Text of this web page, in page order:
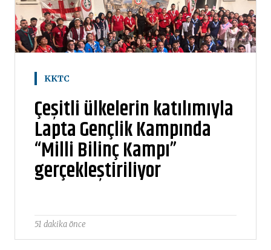
KKTC
Çeşitli ülkelerin katılımıyla
Lapta Gençlik Kampında
“Milli Bilinç Kampı”
gerçekleştiriliyor
51 dakika önce